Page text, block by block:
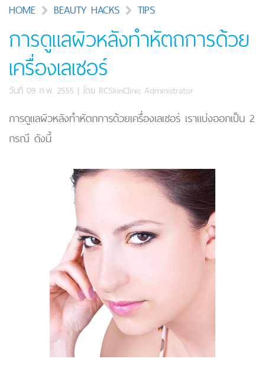
HOME BEAUTY HACKS TIPS
การดูแลผิวหลังทำหัตถการด้วย
เครื่องเลเซอร์
วันที่ 09 ก.พ. 2555 | โดย RCSkinClinic Administrator
การดูแลผิวหลังทำหัตถการด้วยเครื่องเลเซอร์ เราแบ่งออกเป็น 2
กรณี ดังนี้